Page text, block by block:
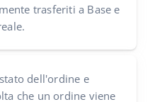
trasferiti a Base e
dell'ordine e
che un ordine viene